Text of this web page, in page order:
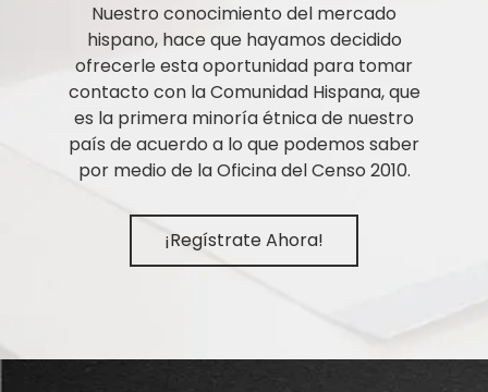
Nuestro conocimiento del mercado
hispano, hace que hayamos decidido
ofrecerle esta oportunidad para tomar
contacto con la Comunidad Hispana, que
es la primera minoría étnica de nuestro
país de acuerdo a lo que podemos saber
por medio de la Oficina del Censo 2010.
¡Regístrate Ahora!